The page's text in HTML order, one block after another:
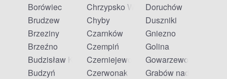
Borówiec
Brudzew
Brzeziny
Brzeźno
Budzisław Kościelny
Budzyń
Chrzypsko Wielkie
Chyby
Czarnków
Czempiń
Czerniejewo
Czerwonak
Doruchów
Duszniki
Gniezno
Golina
Gowarzewo
Grabów nad Prosną